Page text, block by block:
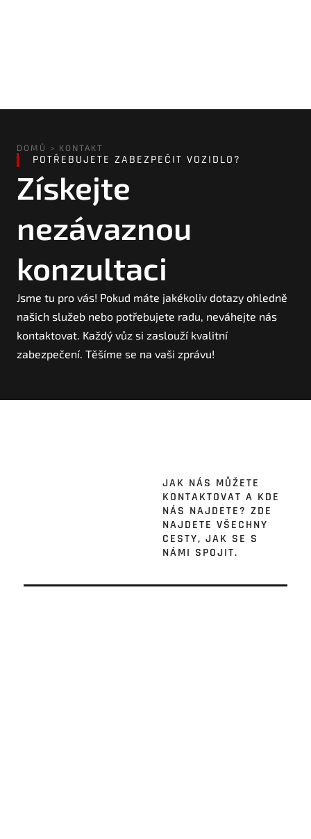
DOMŮ > KONTAKT
POTŘEBUJETE ZABEZPEČIT VOZIDLO?
Získejte
nezávaznou
konzultaci
Jsme tu pro vás! Pokud máte jakékoliv dotazy ohledně
našich služeb nebo potřebujete radu, neváhejte nás
kontaktovat. Každý vůz si zaslouží kvalitní
zabezpečení. Těšíme se na vaši zprávu!
JAK NÁS MŮŽETE
KONTAKTOVAT A KDE
NÁS NAJDETE? ZDE
NAJDETE VŠECHNY
CESTY, JAK SE S
NÁMI SPOJIT.